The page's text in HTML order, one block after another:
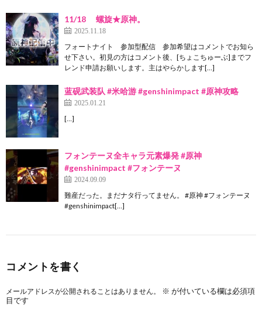
11/18 螺旋★原神。
2025.11.18
フォートナイト 参加型配信 参加希望はコメントでお知ら
せ下さい。初見の方はコメント後、[ちょこちゅーぶ]までフ
レンド申請お願いします。主はやらかします[…]
蓝砚武装队 #米哈游 #genshinimpact #原神攻略
2025.01.21
[…]
フォンテーヌ全キャラ元素爆発 #原神
#genshinimpact #フォンテーヌ
2024.09.09
難産だった。まだナタ行ってません。 #原神 #フォンテーヌ
#genshinimpact[…]
コメントを書く
メールアドレスが公開されることはありません。 ※ が付いている欄は必須項
目です